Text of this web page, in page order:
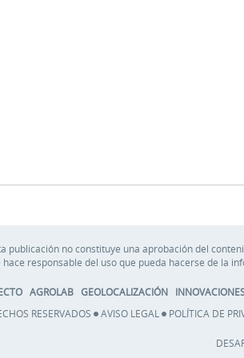
publicación no constituye una aprobación del
responsable del uso que pueda hacerse de la
AGROLAB GEOLOCALIZACIÓN
RESERVADOS AVISO LEGAL POLÍTICA DE